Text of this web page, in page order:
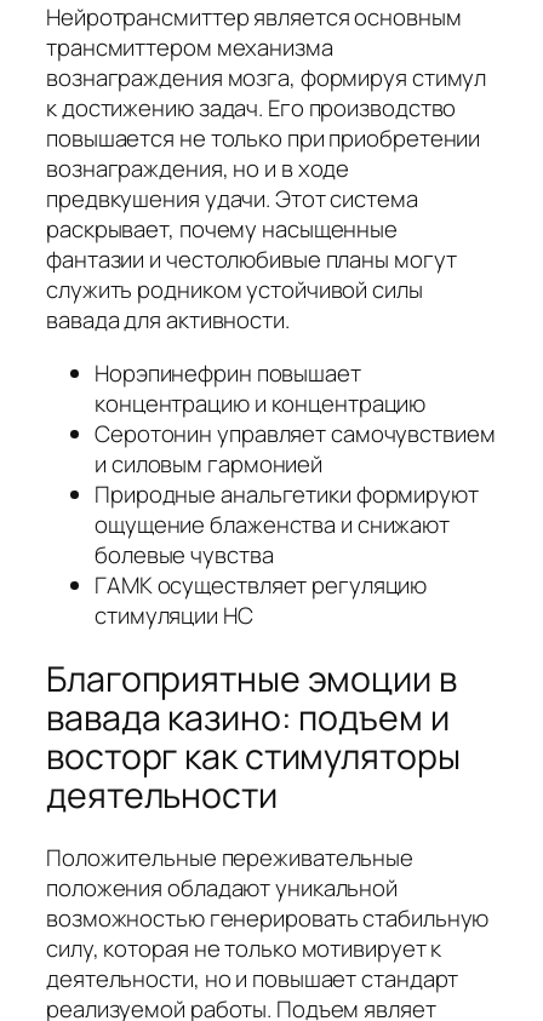
Нейротрансмиттер является основным
трансмиттером механизма
вознаграждения мозга, формируя стимул
к достижению задач. Его производство
повышается не только при приобретении
вознаграждения, но и в ходе
предвкушения удачи. Этот система
раскрывает, почему насыщенные
фантазии и честолюбивые планы могут
служить родником устойчивой силы
вавада для активности.
Норэпинефрин повышает
концентрацию и концентрацию
Серотонин управляет самочувствием
и силовым гармонией
Природные анальгетики формируют
ощущение блаженства и снижают
болевые чувства
ГАМК осуществляет регуляцию
стимуляции НС
Благоприятные эмоции в
вавада казино: подъем и
восторг как стимуляторы
деятельности
Положительные переживательные
положения обладают уникальной
возможностью генерировать стабильную
силу, которая не только мотивирует к
деятельности, но и повышает стандарт
реализуемой работы. Подъем являет